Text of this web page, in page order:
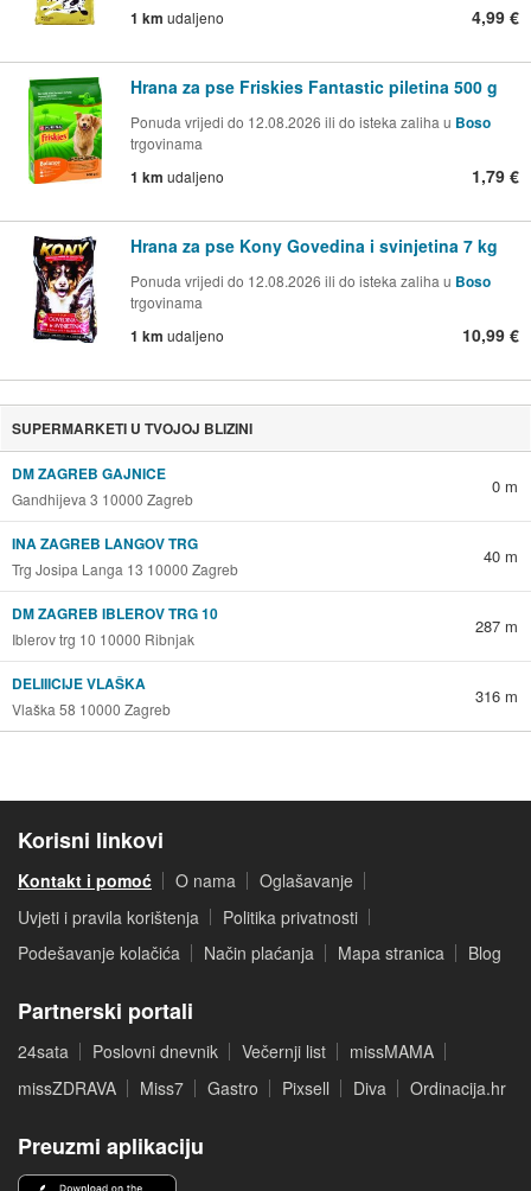
1 km udaljeno 4,99 €
Hrana za pse Friskies Fantastic piletina 500 g
Ponuda vrijedi do 12.08.2026 ili do isteka zaliha u Boso
trgovinama
1 km udaljeno 1,79 €
Hrana za pse Kony Govedina i svinjetina 7 kg
Ponuda vrijedi do 12.08.2026 ili do isteka zaliha u Boso
trgovinama
1 km udaljeno 10,99 €
SUPERMARKETI U TVOJOJ BLIZINI
DM ZAGREB GAJNICE
Gandhijeva 3 10000 Zagreb
0 m
INA ZAGREB LANGOV TRG
Trg Josipa Langa 13 10000 Zagreb
40 m
DM ZAGREB IBLEROV TRG 10
Iblerov trg 10 10000 Ribnjak
287 m
DELIIICIJE VLAŠKA
Vlaška 58 10000 Zagreb
316 m
Korisni linkovi
Kontakt i pomoć O nama
Oglašavanje
Uvjeti i pravila korištenja
Politika privatnosti
Podešavanje kolačića
Način plaćanja Mapa stranica Blog
Partnerski portali
24sata Poslovni dnevnik Večernji list
missMAMA
missZDRAVA
Miss7 Gastro Pixsell Diva Ordinacija.hr
Preuzmi aplikaciju